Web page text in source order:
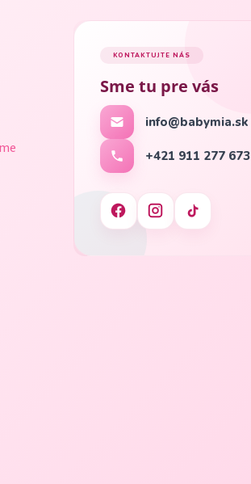
KONTAKTUJTE NÁS
Sme tu pre vás
info@babymia.sk
+421 911 277 673